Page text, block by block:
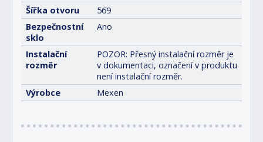
Šířka otvoru
569
Bezpečnostní
sklo
Ano
Instalační
rozměr
POZOR: Přesný instalační rozměr je
v dokumentaci, označení v produktu
není instalační rozměr.
Výrobce
Mexen